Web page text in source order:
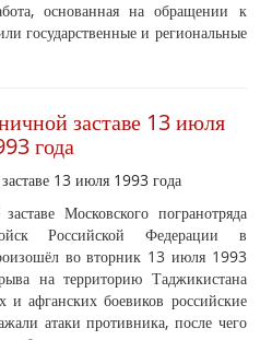
основанная на обращении к
государственные и региональные
заставе 13 июля
года
Московского погранотряда
Российской Федерации в
во вторник 13 июля 1993
на территорию Таджикистана
афганских боевиков российские
атаки противника, после чего